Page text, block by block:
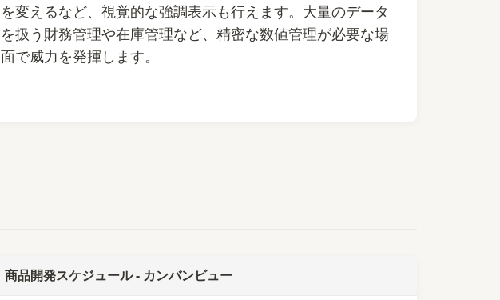
を変えるなど、視覚的な強調表示も行えます。大量のデータ
を扱う財務管理や在庫管理など、精密な数値管理が必要な場
面で威力を発揮します。
商品開発スケジュール - カンバンビュー